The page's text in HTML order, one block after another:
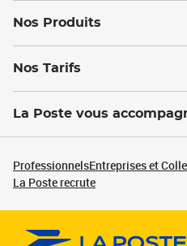
Nos Produits
Nos Tarifs
La Poste vous
ProfessionnelsEntreprises et
La Poste recrute